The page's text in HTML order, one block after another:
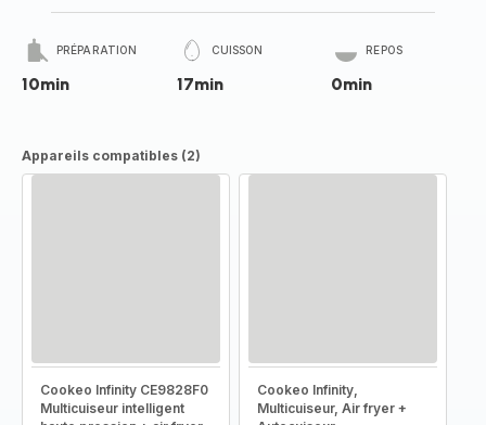
PRÉPARATION
10min
CUISSON
17min
REPOS
0min
Appareils compatibles (2)
Cookeo Infinity CE9828F0
Multicuiseur intelligent
Cookeo Infinity,
Multicuiseur, Air fryer +